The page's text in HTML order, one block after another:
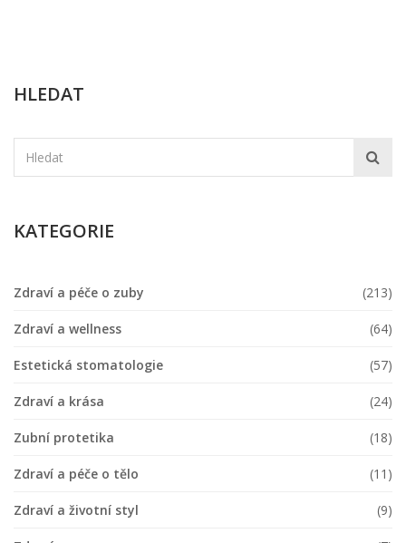
HLEDAT
KATEGORIE
Zdraví a péče o zuby (213)
Zdraví a wellness (64)
Estetická stomatologie (57)
Zdraví a krása (24)
Zubní protetika (18)
Zdraví a péče o tělo (11)
Zdraví a životní styl (9)